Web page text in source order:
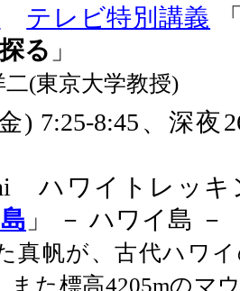
テレビ特別講義
る 」
(東京大学教授)
) 7:25-8:45、深夜
ハワイトレッキ
」 － ハワイ島 －
真帆が、古代ハワ
また標高4205mのマ